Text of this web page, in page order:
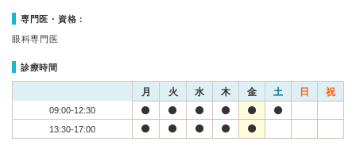
専門医・資格：
眼科専門医
診療時間
月 火 水 木 金 土 日 祝
09:00-12:30
13:30-17:00